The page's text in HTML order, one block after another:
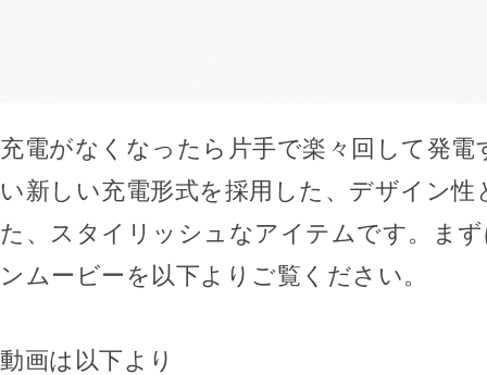
充電がなくなったら片手で楽々回して発電
い新しい充電形式を採用した、デザイン性
た、スタイリッシュなアイテムです。ま
ンムービーを以下よりご覧ください。
動画は以下より